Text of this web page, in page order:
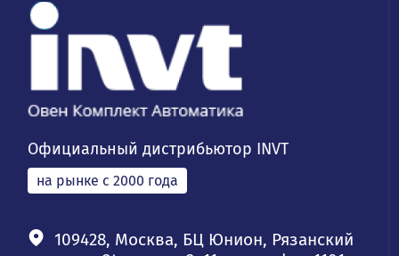
Официальный дистрибьютор INVT
на рынке с 2000 года
109428, Москва, БЦ Юнион, Рязанский